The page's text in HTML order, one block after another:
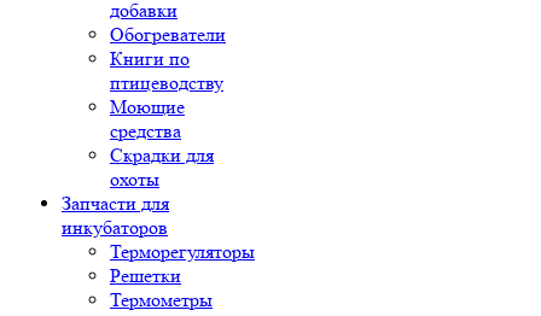
добавки
Обогреватели
Книги по
птицеводству
Моющие
средства
Скрадки для
охоты
Запчасти для
инкубаторов
Терморегуляторы
Решетки
Термометры